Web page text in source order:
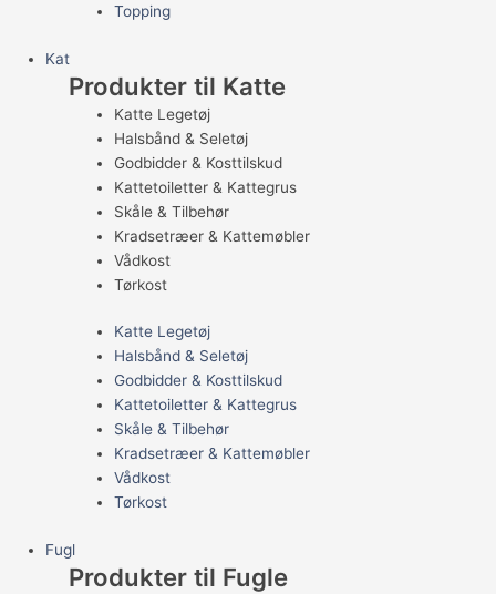
Topping
Kat
Produkter til Katte
Katte Legetøj
Halsbånd & Seletøj
Godbidder & Kosttilskud
Kattetoiletter & Kattegrus
Skåle & Tilbehør
Kradsetræer & Kattemøbler
Vådkost
Tørkost
Katte Legetøj
Halsbånd & Seletøj
Godbidder & Kosttilskud
Kattetoiletter & Kattegrus
Skåle & Tilbehør
Kradsetræer & Kattemøbler
Vådkost
Tørkost
Fugl
Produkter til Fugle